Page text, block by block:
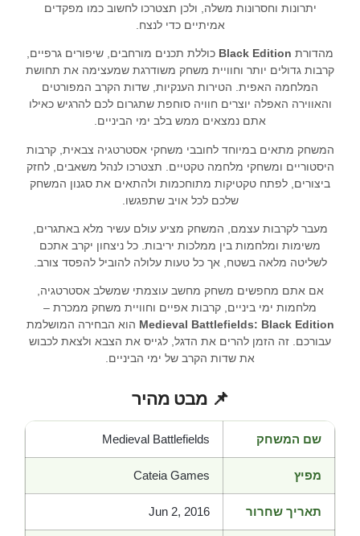
יתרונות וחסרונות משלה, ולכן תצטרכו לחשוב כמו מפקדים
אמיתיים כדי לנצח.
מהדורת Black Edition כוללת תכנים מורחבים, שיפורים גרפיים,
קרבות גדולים יותר וחוויית משחק משודרגת שמעצימה את תחושת
המלחמה האפית. הטירות הענקיות, שדות הקרב המפורטים
והאווירה האפלה יוצרים חוויה סוחפת שתגרום לכם להרגיש כאילו
אתם נמצאים ממש בלב ימי הביניים.
המשחק מתאים במיוחד לחובבי משחקי אסטרטגיה צבאית, קרבות
היסטוריים ומשחקי מלחמה טקטיים. תצטרכו לנהל משאבים, לחזק
ביצורים, לפתח טקטיקות מתוחכמות ולהתאים את סגנון המשחק
שלכם לכל אויב שתפגשו.
מעבר לקרבות עצמם, המשחק מציע עולם עשיר מלא באתגרים,
משימות ומלחמות בין ממלכות יריבות. כל ניצחון יקרב אתכם
לשליטה מלאה בשטח, אך כל טעות עלולה להוביל להפסד צורב.
אם אתם מחפשים משחק מחשב עוצמתי שמשלב אסטרטגיה,
מלחמות ימי ביניים, קרבות אפיים וחוויית משחק ממכרת –
Medieval Battlefields: Black Edition הוא הבחירה המושלמת
עבורכם. זה הזמן להרים את הדגל, לגייס את הצבא ולצאת לכבוש
את שדות הקרב של ימי הביניים.
📌 מבט מהיר
שם המשחק Medieval Battlefields
מפיץ Cateia Games
תאריך שחרור Jun 2, 2016